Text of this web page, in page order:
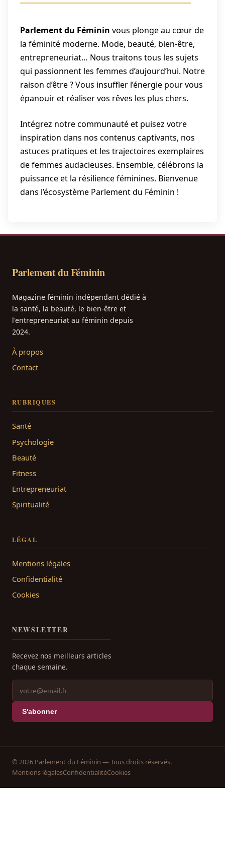
Parlement du Féminin vous plonge au cœur de
la féminité moderne. Mode, beauté, bien-être,
entrepreneuriat… Nous traitons tous les sujets
qui passionnent les femmes d’aujourd’hui. Notre
raison d’être ? Vous insuffler l’énergie pour vous
épanouir et réaliser vos rêves les plus chers.
Intégrez notre communauté et puisez votre
inspiration dans nos contenus captivants, nos
astuces pratiques et les trajectoires exemplaires
de femmes audacieuses. Ensemble, célébrons la
puissance et la résilience féminines. Bienvenue
dans l’écosystème Parlement du Féminin !
Parlement du Féminin
Magazine féminin indépendant dédié à
la santé, la beauté, le bien-être et
l'entrepreneuriat au féminin depuis
2024.
À propos
Contact
RUBRIQUES
Santé
Psychologie
Beauté
Fitness
Entrepreneuriat
Spiritualité
LÉGAL
Mentions légales
Confidentialité
Cookies
NEWSLETTER
Recevez nos meilleurs articles
chaque semaine.
S'abonner
© 2026 Parlement du Féminin — Tous droits réservés.
Mentions légalesConfidentialitéCookies